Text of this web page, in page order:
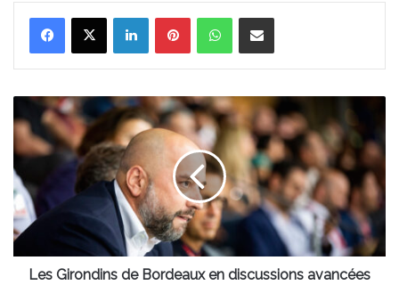
LinkedinPinterestWhatsAppPartager par email
Girondins
de
Bordeaux
en
discussions
avancées
pour
un
rachatLes Girondins de Bordeaux en discussions avancées